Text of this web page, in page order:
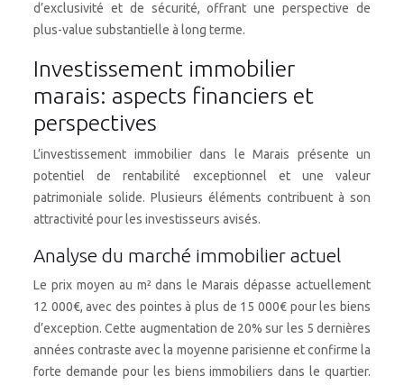
d’exclusivité et de sécurité, offrant une perspective de
plus-value substantielle à long terme.
Investissement immobilier
marais: aspects financiers et
perspectives
L’investissement immobilier dans le Marais présente un
potentiel de rentabilité exceptionnel et une valeur
patrimoniale solide. Plusieurs éléments contribuent à son
attractivité pour les investisseurs avisés.
Analyse du marché immobilier actuel
Le prix moyen au m² dans le Marais dépasse actuellement
12 000€, avec des pointes à plus de 15 000€ pour les biens
d’exception. Cette augmentation de 20% sur les 5 dernières
années contraste avec la moyenne parisienne et confirme la
forte demande pour les biens immobiliers dans le quartier.